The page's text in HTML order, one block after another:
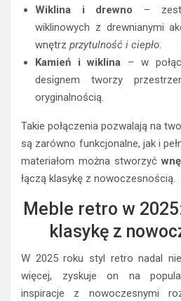
Wiklina i drewno –
wiklinowych z drewnianymi
wnętrz przytulność i ciepło.
Kamień i wiklina – w
designem tworzy
oryginalnością.
Takie połączenia pozwalają na
są zarówno funkcjonalne, jak i
materiałom można stworzyć
łączą klasykę z nowoczesnością.
Meble retro w
klasykę z
W 2025 roku styl retro nadal
więcej, zyskuje on na
inspiracje z nowoczesnymi